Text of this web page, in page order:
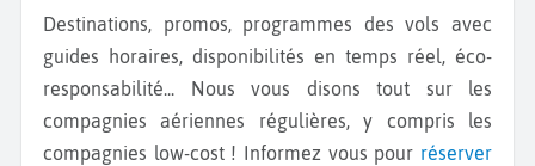
Destinations, promos, programmes des vols avec
guides horaires, disponibilités en temps réel, éco-
responsabilité... Nous vous disons tout sur les
compagnies aériennes régulières, y compris les
compagnies low-cost ! Informez vous pour réserver